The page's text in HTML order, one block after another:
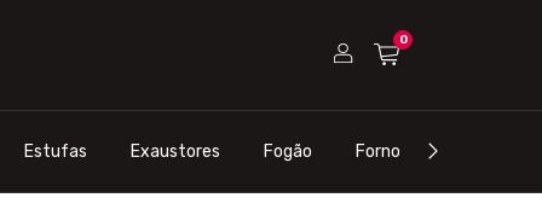
0
Estufas Exaustores Fogão Forno